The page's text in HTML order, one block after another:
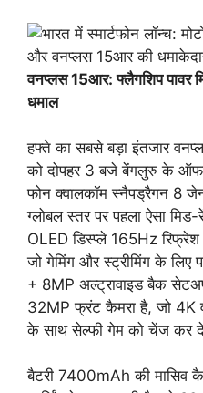
वनप्लस 15आर: फ्लैगशिप पावर
धमाल
हफ्ते का सबसे बड़ा इंतजार
को दोपहर 3 बजे बेंगलुरु के
फोन क्वालकॉम स्नैपड्रैगन 8
ग्लोबल स्तर पर पहला ऐसा
OLED डिस्प्ले 165Hz
जो गेमिंग और स्ट्रीमिंग के
+ 8MP अल्ट्रावाइड बैक
32MP फ्रंट कैमरा है, जो 4K
के साथ सेल्फी गेम को चेंज कर
बैटरी 7400mAh की मासिव